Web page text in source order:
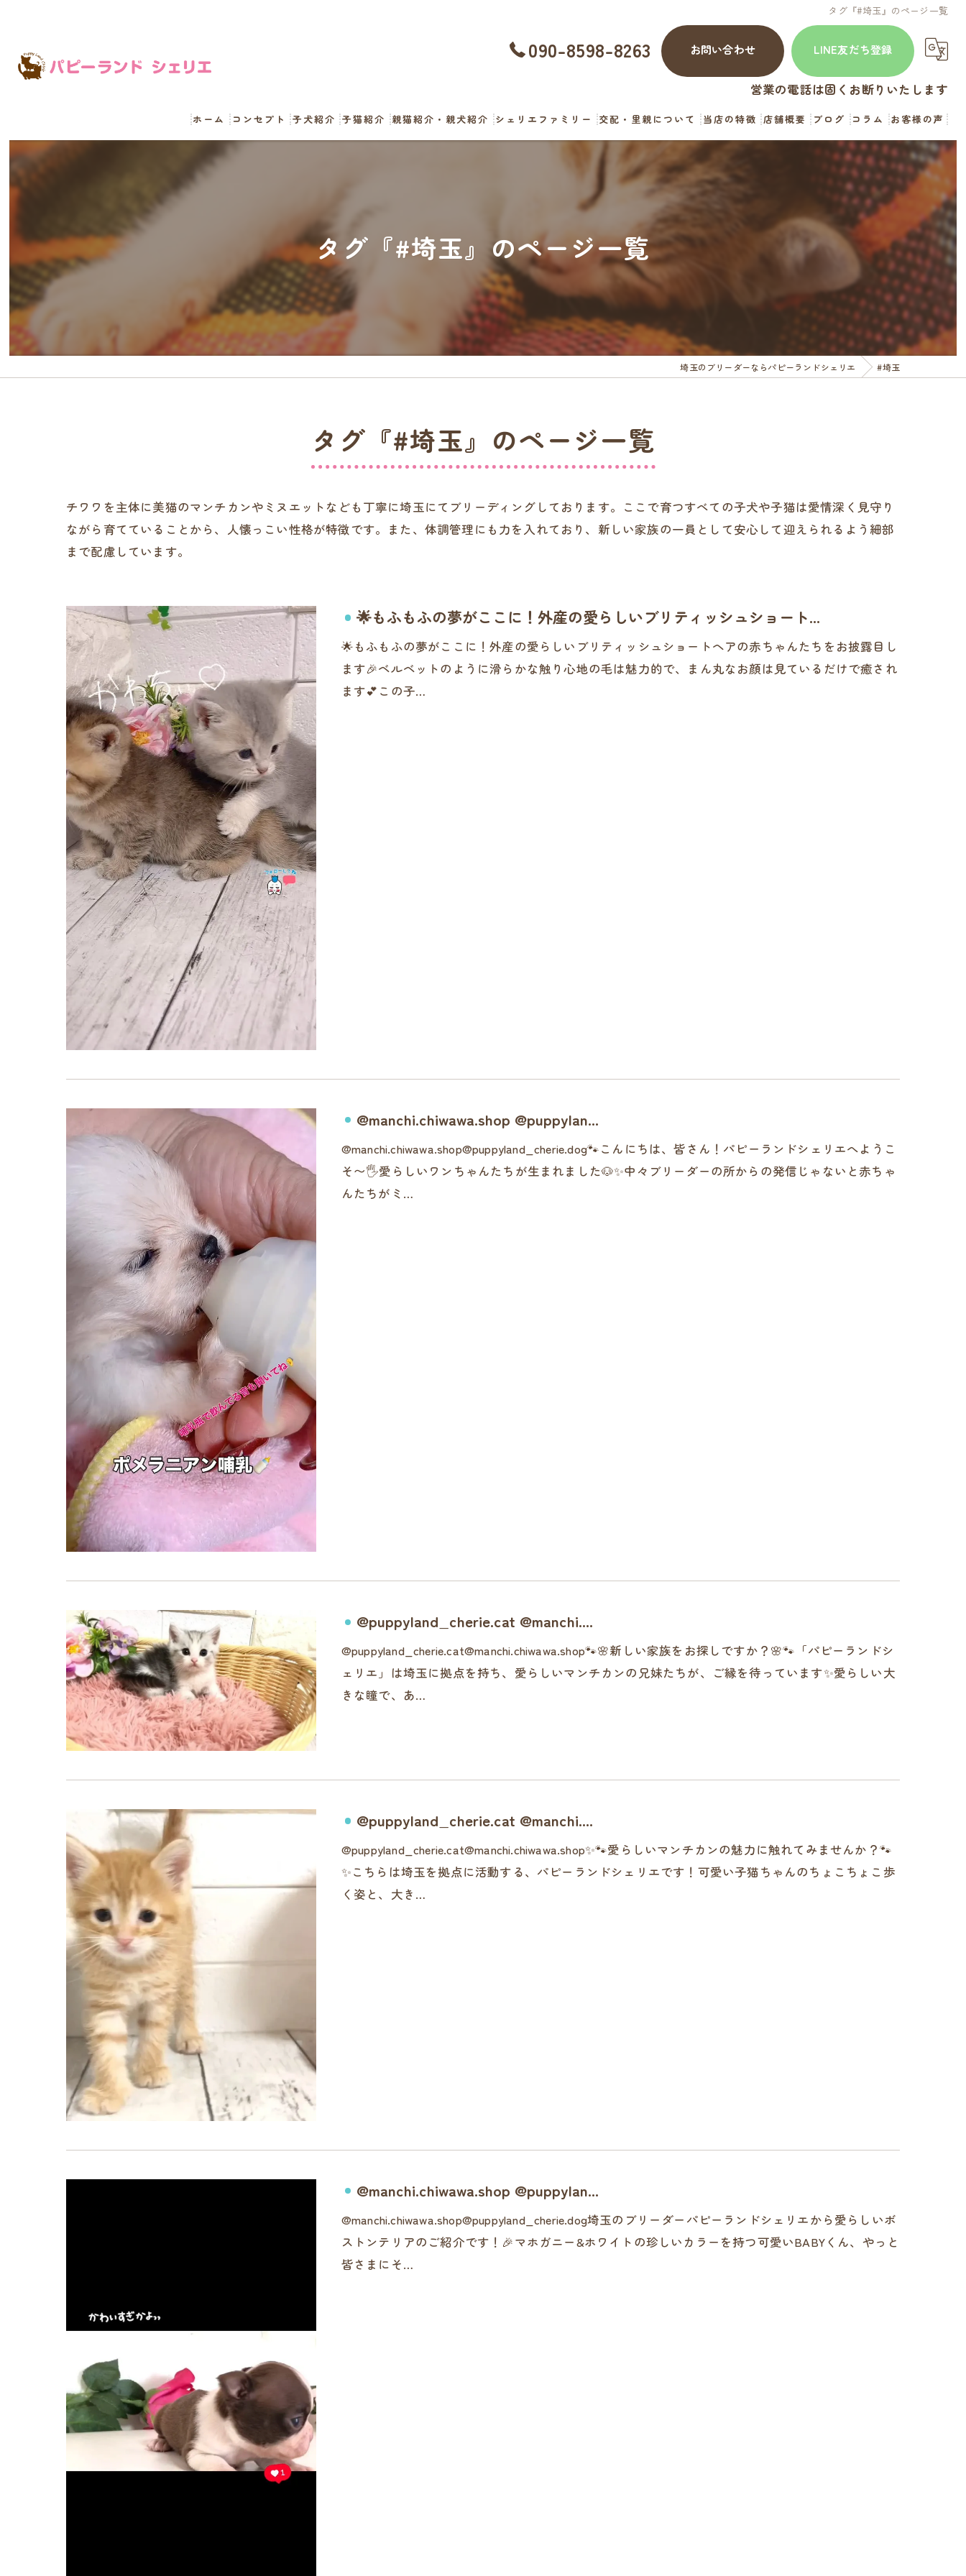
タグ『#埼玉』のページ一覧
090-8598-8263 お問い合わせ LINE友だち登録
営業の電話は固くお断りいたします
ホーム コンセプト 子犬紹介 子猫紹介 親猫紹介・親犬紹介 シェリエファミリー 交配・里親について 当店の特徴
直販
店舗概要 ブログ コラム お客様の声
タグ『#埼玉』のページ一覧
埼玉のブリーダーならパピーランドシェリエ #埼玉
タグ『#埼玉』のページ一覧
チワワを主体に美猫のマンチカンやミヌエットなども丁寧に埼玉にてブリーディングしております。ここで育つすべての子犬や子猫は愛情深く見守り
ながら育てていることから、人懐っこい性格が特徴です。また、体調管理にも力を入れており、新しい家族の一員として安心して迎えられるよう細部
まで配慮しています。
🌟もふもふの夢がここに！外産の愛らしいブリティッシュショート...
🌟もふもふの夢がここに！外産の愛らしいブリティッシュショートヘアの赤ちゃんたちをお披露目し
ます🎉ベルベットのように滑らかな触り心地の毛は魅力的で、まん丸なお顔は見ているだけで癒され
ます💕この子…
@manchi.chiwawa.shop @puppylan...
@manchi.chiwawa.shop@puppyland_cherie.dog🐾こんにちは、皆さん！パピーランドシェリエへようこ
そ〜🖐️愛らしいワンちゃんたちが生まれました🐶✨中々ブリーダーの所からの発信じゃないと赤ちゃ
んたちがミ…
@puppyland_cherie.cat @manchi....
@puppyland_cherie.cat@manchi.chiwawa.shop🐾🌸新しい家族をお探しですか？🌸🐾「パピーランドシ
ェリエ」は埼玉に拠点を持ち、愛らしいマンチカンの兄妹たちが、ご縁を待っています✨愛らしい大
きな瞳で、あ…
@puppyland_cherie.cat @manchi....
@puppyland_cherie.cat@manchi.chiwawa.shop✨🐾愛らしいマンチカンの魅力に触れてみませんか？🐾
✨こちらは埼玉を拠点に活動する、パピーランドシェリエです！可愛い子猫ちゃんのちょこちょこ歩
く姿と、大き…
@manchi.chiwawa.shop @puppylan...
@manchi.chiwawa.shop@puppyland_cherie.dog埼玉のブリーダーパピーランドシェリエから愛らしいボ
ストンテリアのご紹介です！🎉マホガニー&ホワイトの珍しいカラーを持つ可愛いBABYくん、やっと
皆さまにそ…